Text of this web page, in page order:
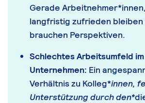
Gerade
langfristig zufrieden bleiben
brauchen Perspektiven.
Schlechtes Arbeitsumfeld im
Unternehmen: Ein
Verhältnis zu Kolleg*innen,
Unterstützung durch den*